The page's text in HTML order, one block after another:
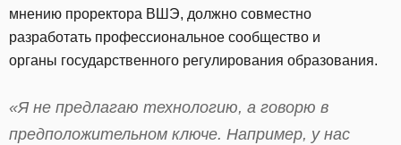
мнению проректора ВШЭ, должно совместно
разработать профессиональное сообщество и
органы государственного регулирования образования.
«Я не предлагаю технологию, а говорю в
предположительном ключе. Например, у нас